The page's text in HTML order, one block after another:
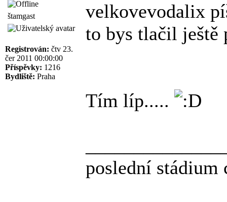
štamgast
Registrován: čtv 23.
čer 2011 00:00:00
Příspěvky: 1216
Bydliště: Praha
velkovevodalix
to bys tlačil ještě
Tím líp.....
poslední stádium